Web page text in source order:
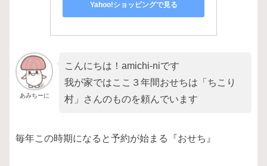
Yahoo!ショッピングで見る
あみちーに
こんにちは！amichi-niです
我が家ではここ３年間おせちは「ちこり
村」さんのものを頼んでいます
毎年この時期になると予約が始まる『おせち』